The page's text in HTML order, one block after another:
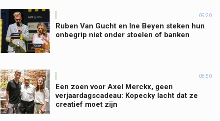
09:20
Ruben Van Gucht en Ine Beyen steken hun
onbegrip niet onder stoelen of banken
08:50
Een zoen voor Axel Merckx, geen
verjaardagscadeau: Kopecky lacht dat ze
creatief moet zijn